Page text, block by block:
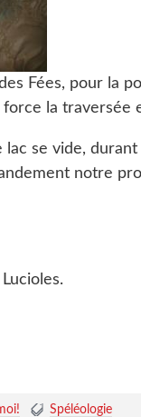
Fées, pour la
la traversée
se vide,
notre
Spéléologie